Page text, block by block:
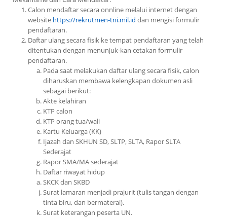
Calon mendaftar secara onnline melalui internet dengan
website https://rekrutmen-tni.mil.id dan mengisi formulir
pendaftaran.
Daftar ulang secara fisik ke tempat pendaftaran yang telah
ditentukan dengan menunjuk-kan cetakan formulir
pendaftaran.
Pada saat melakukan daftar ulang secara fisik, calon
diharuskan membawa kelengkapan dokumen asli
sebagai berikut:
Akte kelahiran
KTP calon
KTP orang tua/wali
Kartu Keluarga (KK)
Ijazah dan SKHUN SD, SLTP, SLTA, Rapor SLTA
Sederajat
Rapor SMA/MA sederajat
Daftar riwayat hidup
SKCK dan SKBD
Surat lamaran menjadi prajurit (tulis tangan dengan
tinta biru, dan bermaterai).
Surat keterangan peserta UN.